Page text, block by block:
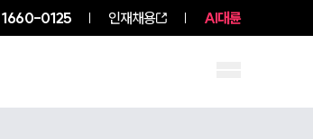
1660-0125 인재채용 AI대륜